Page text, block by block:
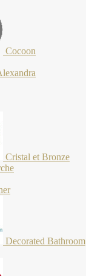
Cocoon
Cristal et Bronze
Decorated Bathroom